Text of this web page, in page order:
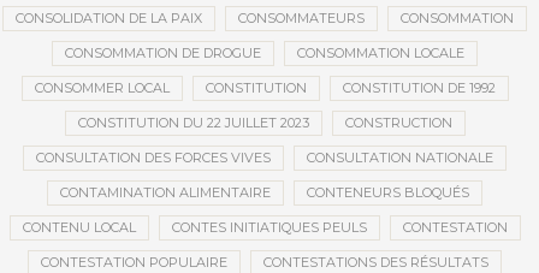
CONSOLIDATION DE LA PAIX CONSOMMATEURS CONSOMMATION
CONSOMMATION DE DROGUE CONSOMMATION LOCALE
CONSOMMER LOCAL CONSTITUTION CONSTITUTION DE 1992
CONSTITUTION DU 22 JUILLET 2023 CONSTRUCTION
CONSULTATION DES FORCES VIVES CONSULTATION NATIONALE
CONTAMINATION ALIMENTAIRE CONTENEURS BLOQUÉS
CONTENU LOCAL CONTES INITIATIQUES PEULS CONTESTATION
CONTESTATION POPULAIRE CONTESTATIONS DES RÉSULTATS